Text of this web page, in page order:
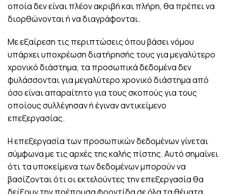
οποία δεν είναι πλέον ακριβή και πλήρη, θα πρέπει να
διορθώνονται ή να διαγράφονται.
Με εξαίρεση τις περιπτώσεις όπου βάσει νόμου
υπάρχει υποχρέωση διατήρησής τους για μεγαλύτερο
χρονικό διάστημα, τα προσωπικά δεδομένα δεν
φυλάσσονται για μεγαλύτερο χρονικό διάστημα από
όσο είναι απαραίτητο για τους σκοπούς για τους
οποίους συλλέγησαν ή έγιναν αντικείμενο
επεξεργασίας.
Η επεξεργασία των προσωπικών δεδομένων γίνεται
σύμφωνα με τις αρχές της καλής πίστης. Αυτό σημαίνει
ότι τα υποκείμενα των δεδομένων μπορούν να
βασίζονται ότι οι εκτελούντες την επεξεργασία θα